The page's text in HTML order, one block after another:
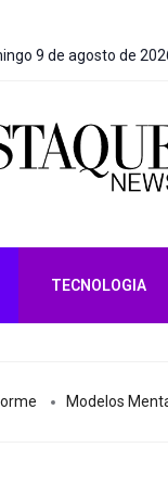
9 de agosto de
TECNOLOGIA
Modelos